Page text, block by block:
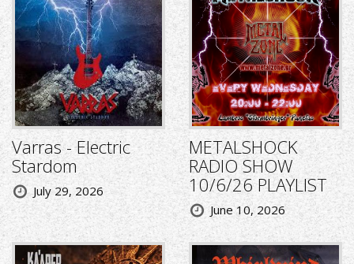
Varras - Electric
Stardom
July 29, 2026
METALSHOCK
RADIO SHOW
10/6/26 PLAYLIST
June 10, 2026